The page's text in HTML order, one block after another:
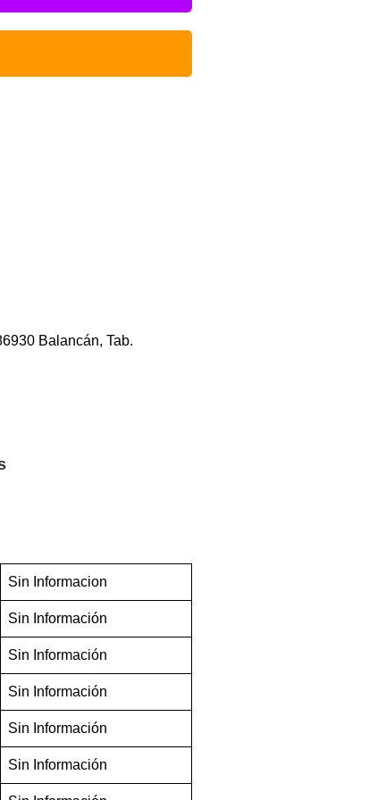
Balancán, Tab.
Sin Informacion
Sin Información
Sin Información
Sin Información
Sin Información
Sin Información